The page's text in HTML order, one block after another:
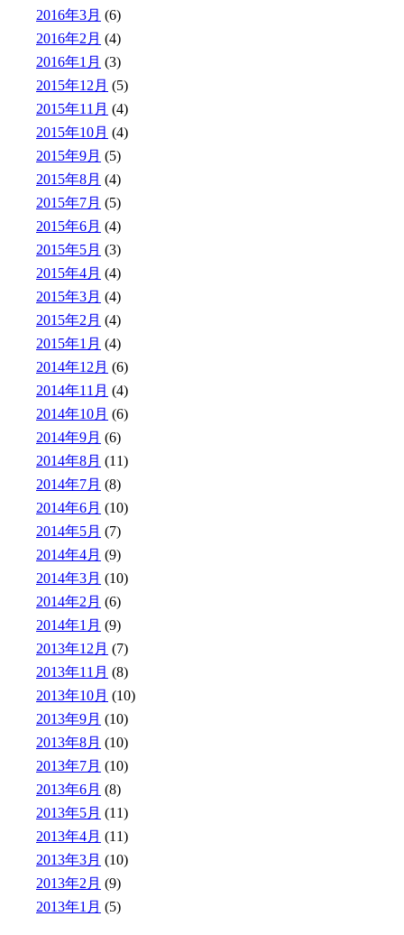
2016年3月 (6)
2016年2月 (4)
2016年1月 (3)
2015年12月 (5)
2015年11月 (4)
2015年10月 (4)
2015年9月 (5)
2015年8月 (4)
2015年7月 (5)
2015年6月 (4)
2015年5月 (3)
2015年4月 (4)
2015年3月 (4)
2015年2月 (4)
2015年1月 (4)
2014年12月 (6)
2014年11月 (4)
2014年10月 (6)
2014年9月 (6)
2014年8月 (11)
2014年7月 (8)
2014年6月 (10)
2014年5月 (7)
2014年4月 (9)
2014年3月 (10)
2014年2月 (6)
2014年1月 (9)
2013年12月 (7)
2013年11月 (8)
2013年10月 (10)
2013年9月 (10)
2013年8月 (10)
2013年7月 (10)
2013年6月 (8)
2013年5月 (11)
2013年4月 (11)
2013年3月 (10)
2013年2月 (9)
2013年1月 (5)